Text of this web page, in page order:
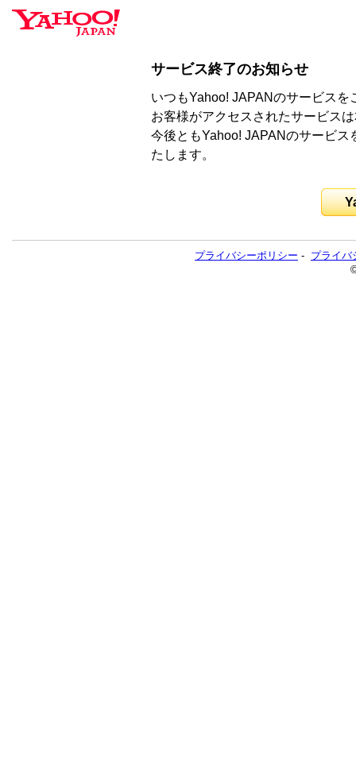
サービス終了のお知らせ
いつもYahoo! JAPANのサービス
お客様がアクセスされたサービス
今後ともYahoo! JAPANのサービ
たします。
プライバシーポリシー - プライバ